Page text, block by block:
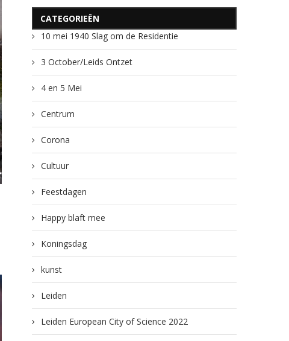
CATEGORIEËN
10 mei 1940 Slag om de Residentie
3 October/Leids Ontzet
4 en 5 Mei
Centrum
Corona
Cultuur
Feestdagen
Happy blaft mee
Koningsdag
kunst
Leiden
Leiden European City of Science 2022